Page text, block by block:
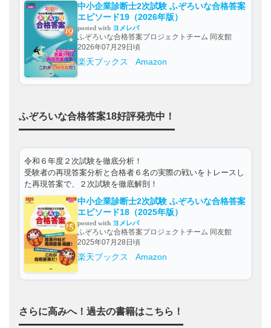
中小企業診断士2次試験 ふぞろいな合格答案
エピソード19（2026年版）
posted with ヨメレバ
ふぞろいな合格答案プロジェクトチーム 同友館
2026年07月29日頃
楽天ブックス Amazon
ふぞろいな合格答案18好評発売中！
令和６年度２次試験を徹底分析！
受験者の再現答案分析と合格者６名の実際の戦いをトレースし
た再現答案で、２次試験を徹底解剖！
中小企業診断士2次試験 ふぞろいな合格答案
エピソード18（2025年版）
posted with ヨメレバ
ふぞろいな合格答案プロジェクトチーム 同友館
2025年07月28日頃
楽天ブックス Amazon
さらに高みへ！過去の書籍はこちら！